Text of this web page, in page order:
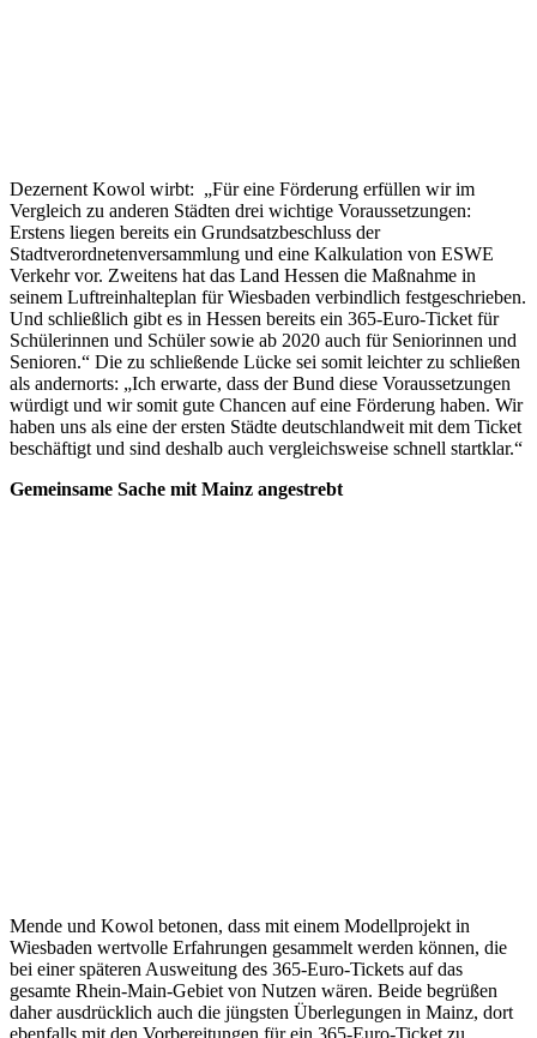
Dezernent Kowol wirbt: „Für eine Förderung erfüllen wir im
Vergleich zu anderen Städten drei wichtige Voraussetzungen:
Erstens liegen bereits ein Grundsatzbeschluss der
Stadtverordnetenversammlung und eine Kalkulation von ESWE
Verkehr vor. Zweitens hat das Land Hessen die Maßnahme in
seinem Luftreinhalteplan für Wiesbaden verbindlich festgeschrieben.
Und schließlich gibt es in Hessen bereits ein 365-Euro-Ticket für
Schülerinnen und Schüler sowie ab 2020 auch für Seniorinnen und
Senioren.“ Die zu schließende Lücke sei somit leichter zu schließen
als andernorts: „Ich erwarte, dass der Bund diese Voraussetzungen
würdigt und wir somit gute Chancen auf eine Förderung haben. Wir
haben uns als eine der ersten Städte deutschlandweit mit dem Ticket
beschäftigt und sind deshalb auch vergleichsweise schnell startklar.“
Gemeinsame Sache mit Mainz angestrebt
Mende und Kowol betonen, dass mit einem Modellprojekt in
Wiesbaden wertvolle Erfahrungen gesammelt werden können, die
bei einer späteren Ausweitung des 365-Euro-Tickets auf das
gesamte Rhein-Main-Gebiet von Nutzen wären. Beide begrüßen
daher ausdrücklich auch die jüngsten Überlegungen in Mainz, dort